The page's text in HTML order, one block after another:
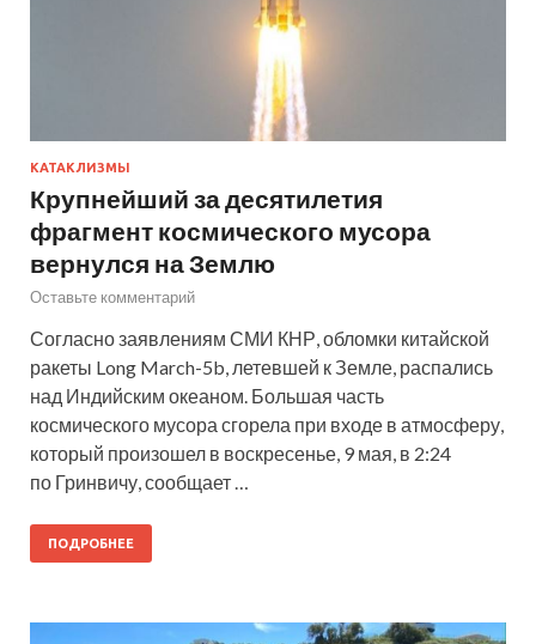
КАТАКЛИЗМЫ
Крупнейший за десятилетия
фрагмент космического мусора
вернулся на Землю
Оставьте комментарий
Согласно заявлениям СМИ КНР, обломки китайской
ракеты Long March-5b, летевшей к Земле, распались
над Индийским океаном. Большая часть
космического мусора сгорела при входе в атмосферу,
который произошел в воскресенье, 9 мая, в 2:24
по Гринвичу, сообщает …
ПОДРОБНЕЕ